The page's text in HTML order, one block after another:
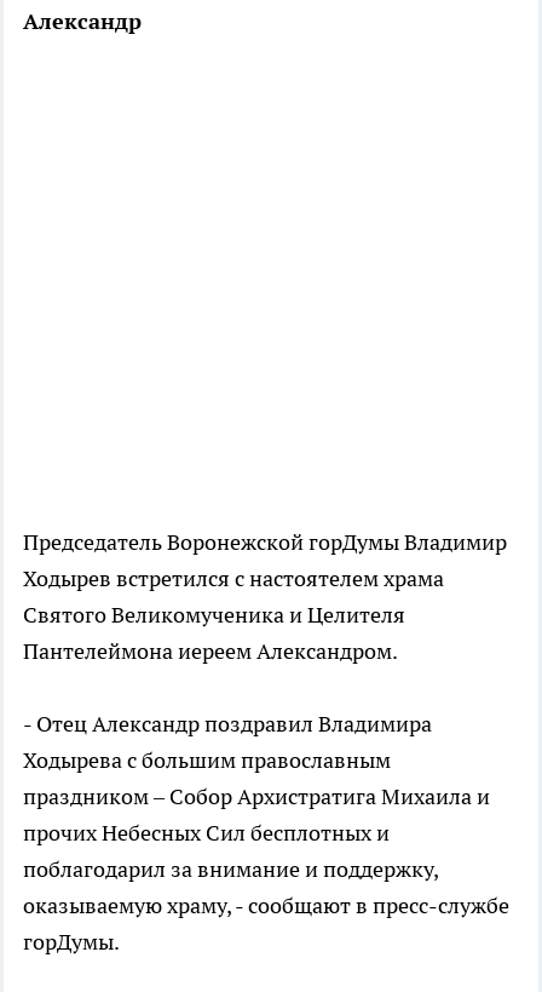
Александр
Председатель Воронежской горДумы Владимир
Ходырев встретился с настоятелем храма
Святого Великомученика и Целителя
Пантелеймона иереем Александром.
- Отец Александр поздравил Владимира
Ходырева с большим православным
праздником – Собор Архистратига Михаила и
прочих Небесных Сил бесплотных и
поблагодарил за внимание и поддержку,
оказываемую храму, - сообщают в пресс-службе
горДумы.